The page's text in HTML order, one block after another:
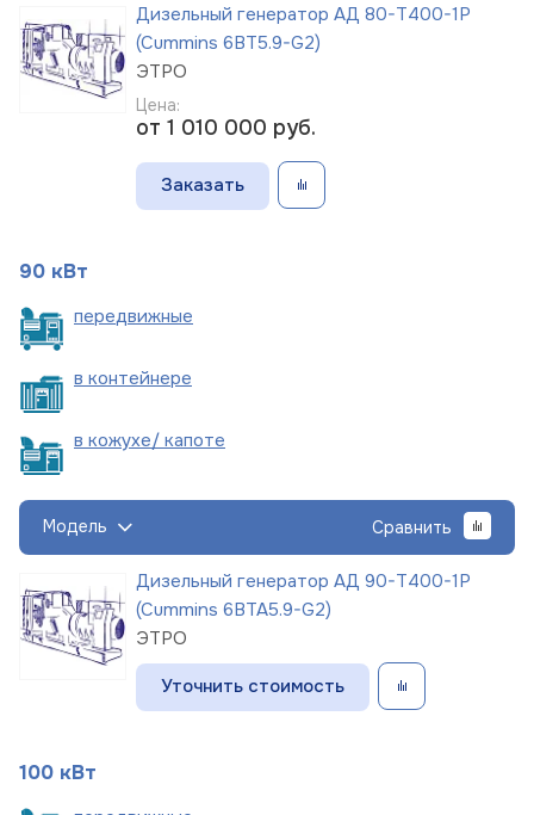
Дизельный генератор АД 80-Т400-1Р
(Cummins 6BT5.9-G2)
ЭТРО
Цена:
от 1 010 000 руб.
Заказать
90 кВт
передвижные
в контейнере
в кожухе/ капоте
Модель Сравнить
Дизельный генератор АД 90-Т400-1Р
(Cummins 6BTA5.9-G2)
ЭТРО
Уточнить стоимость
100 кВт